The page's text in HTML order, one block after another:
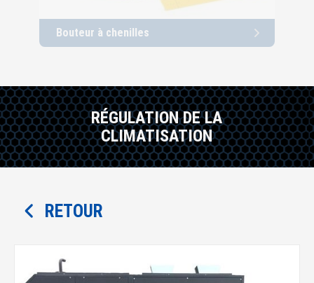
Bouteur à chenilles
RÉGULATION DE LA
CLIMATISATION
RETOUR